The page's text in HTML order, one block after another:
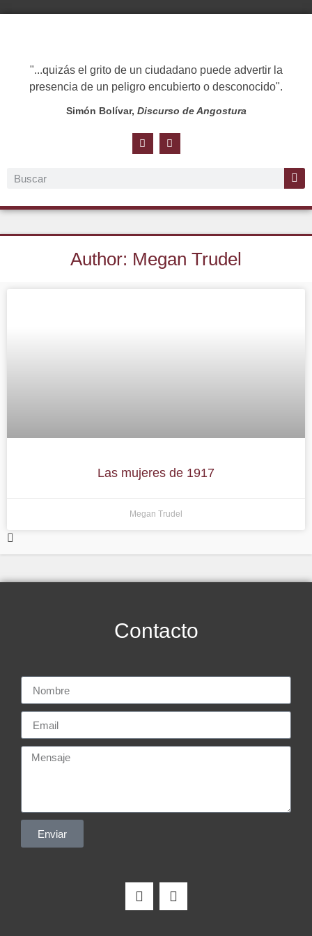
"...quizás el grito de un ciudadano puede advertir la
presencia de un peligro encubierto o desconocido".
Simón Bolívar, Discurso de Angostura
Author: Megan Trudel
Las mujeres de 1917
Megan Trudel
Contacto
Enviar